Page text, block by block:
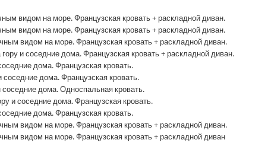
видом на море. Французская кровать + раскладной диван.
видом на море. Французская кровать + раскладной диван.
видом на море. Французская кровать + раскладной диван.
и соседние дома. Французская кровать + раскладной диван.
дома. Французская кровать.
соседние дома. Французская кровать.
соседние дома. Односпальная кровать.
и соседние дома. Французская кровать.
дома. Французская кровать.
видом на море. Французская кровать + раскладной диван.
видом на море. Французская кровать + раскладной диван